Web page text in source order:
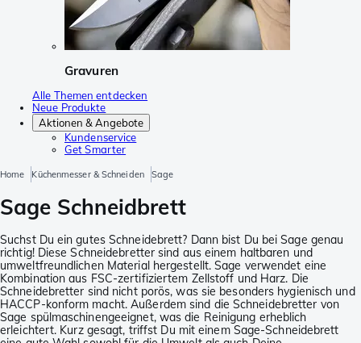
Gravuren
Alle Themen entdecken
Neue Produkte
Aktionen & Angebote
Kundenservice
Get Smarter
Home Küchenmesser & Schneiden Sage
Sage Schneidbrett
Suchst Du ein gutes Schneidebrett? Dann bist Du bei Sage genau
richtig! Diese Schneidebretter sind aus einem haltbaren und
umweltfreundlichen Material hergestellt. Sage verwendet eine
Kombination aus FSC-zertifiziertem Zellstoff und Harz. Die
Schneidebretter sind nicht porös, was sie besonders hygienisch und
HACCP-konform macht. Außerdem sind die Schneidebretter von
Sage spülmaschinengeeignet, was die Reinigung erheblich
erleichtert. Kurz gesagt, triffst Du mit einem Sage-Schneidebrett